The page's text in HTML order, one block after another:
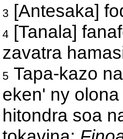
3 [Antesaka]
4[Tanala]
zavatra
5 Tapa-kazo
eken' ny
hitondra soa